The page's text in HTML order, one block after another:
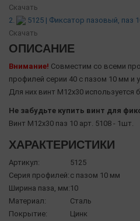
Скачать
2.
5125 | Фиксатор пазовый, паз
Скачать
ОПИСАНИЕ
Внимание! Совместим со всеми
профилей серии 40 с пазом 10 мм и
Для них винт М12х30 используется
Не забудьте купить винт для
Винт М12х30 паз 10 арт. 5108 - 1шт.
ХАРАКТЕРИСТИКИ
Артикул:
5125
Серия профилей: с пазом 10 мм
Ширина паза, мм:10
Материал:
Сталь
Покрытие:
Цинк